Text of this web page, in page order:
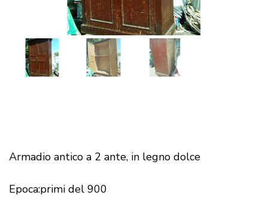
Armadio antico a 2 ante, in legno dolce
Epoca:primi del 900